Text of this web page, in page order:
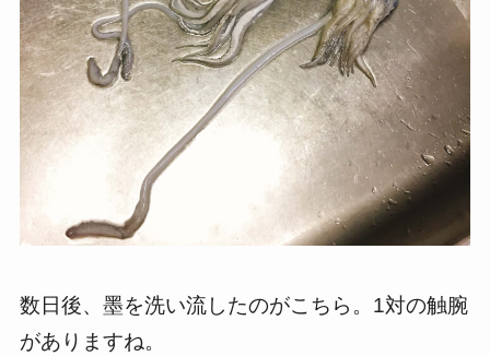
数日後、墨を洗い流したのがこちら。1対の触腕
がありますね。